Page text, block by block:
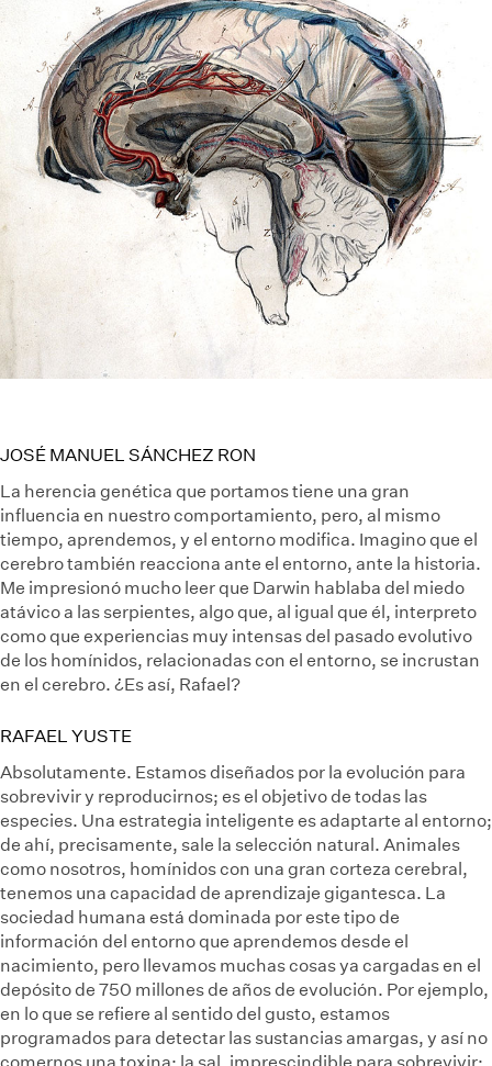
JOSÉ MANUEL SÁNCHEZ RON
La herencia genética que portamos tiene una gran
influencia en nuestro comportamiento, pero, al mismo
tiempo, aprendemos, y el entorno modifica. Imagino que el
cerebro también reacciona ante el entorno, ante la historia.
Me impresionó mucho leer que Darwin hablaba del miedo
atávico a las serpientes, algo que, al igual que él, interpreto
como que experiencias muy intensas del pasado evolutivo
de los homínidos, relacionadas con el entorno, se incrustan
en el cerebro. ¿Es así, Rafael?
RAFAEL YUSTE
Absolutamente. Estamos diseñados por la evolución para
sobrevivir y reproducirnos; es el objetivo de todas las
especies. Una estrategia inteligente es adaptarte al entorno;
de ahí, precisamente, sale la selección natural. Animales
como nosotros, homínidos con una gran corteza cerebral,
tenemos una capacidad de aprendizaje gigantesca. La
sociedad humana está dominada por este tipo de
información del entorno que aprendemos desde el
nacimiento, pero llevamos muchas cosas ya cargadas en el
depósito de 750 millones de años de evolución. Por ejemplo,
en lo que se refiere al sentido del gusto, estamos
programados para detectar las sustancias amargas, y así no